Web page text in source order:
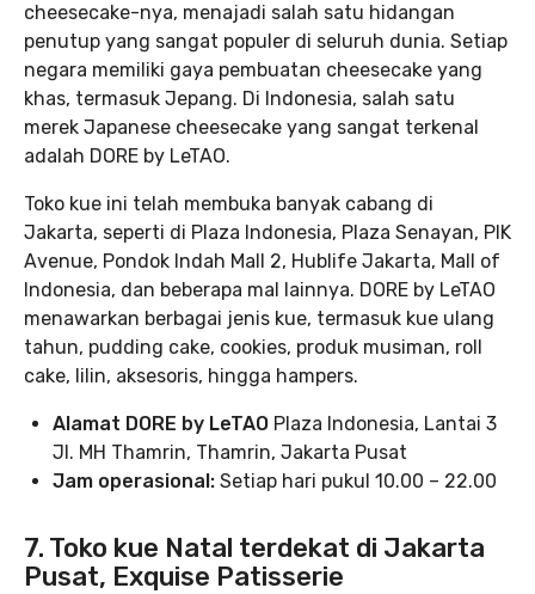
cheesecake-nya, menajadi salah satu hidangan
penutup yang sangat populer di seluruh dunia. Setiap
negara memiliki gaya pembuatan cheesecake yang
khas, termasuk Jepang. Di Indonesia, salah satu
merek Japanese cheesecake yang sangat terkenal
adalah DORE by LeTAO.
Toko kue ini telah membuka banyak cabang di
Jakarta, seperti di Plaza Indonesia, Plaza Senayan, PIK
Avenue, Pondok Indah Mall 2, Hublife Jakarta, Mall of
Indonesia, dan beberapa mal lainnya. DORE by LeTAO
menawarkan berbagai jenis kue, termasuk kue ulang
tahun, pudding cake, cookies, produk musiman, roll
cake, lilin, aksesoris, hingga hampers.
Alamat DORE by LeTAO Plaza Indonesia, Lantai 3
Jl. MH Thamrin, Thamrin, Jakarta Pusat
Jam operasional: Setiap hari pukul 10.00 – 22.00
7. Toko kue Natal terdekat di Jakarta
Pusat, Exquise Patisserie